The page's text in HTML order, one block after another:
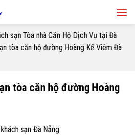
sạn Tòa nhà Căn Hộ Dịch Vụ tại Đà
tòa căn hộ đường Hoàng Kế Viêm Đà
tòa căn hộ đường Hoàng
sạn Đà Nẵng